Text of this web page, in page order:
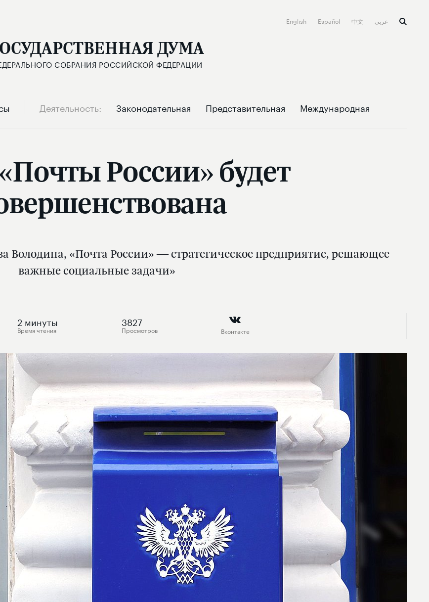
English Español 中文
ДУМА
СОБРАНИЯ РОССИЙСКОЙ ФЕДЕРАЦИИ
Деятельность Законодательная Представительная Международная
России» будет
Володина, «Почта России» — стратегическое предприятие, решающее
важные социальные задачи»
2 минуты
Время чтения
3827
Просмотров Вконтакте